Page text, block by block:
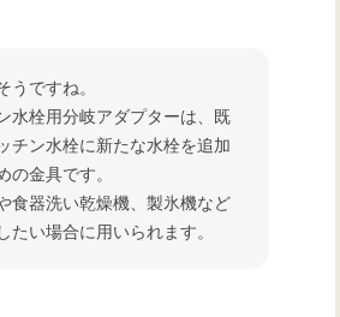
うですね。
水栓用分岐アダプターは、既
チン水栓に新たな水栓を追加
の金具です。
食器洗い乾燥機、製氷機など
たい場合に用いられます。